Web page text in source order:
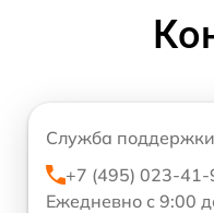
Служба поддержки
+7 (495) 023-41-
Ежедневно с 9:00